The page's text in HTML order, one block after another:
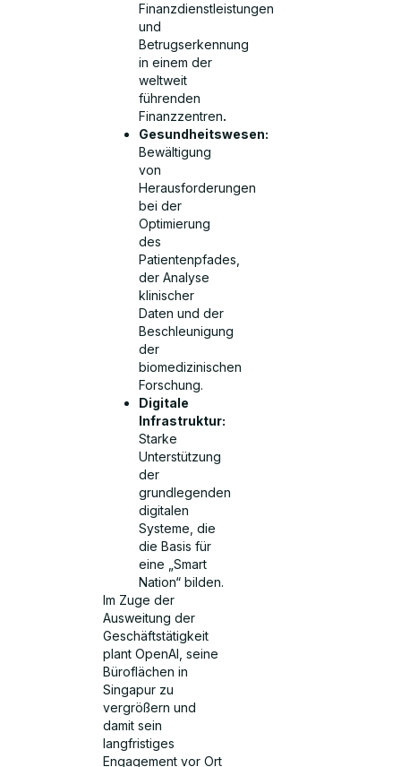
Finanzdienstleistungen
und
Betrugserkennung
in einem der
weltweit
führenden
Finanzzentren.
Gesundheitswesen:
Bewältigung
von
Herausforderungen
bei der
Optimierung
des
Patientenpfades,
der Analyse
klinischer
Daten und der
Beschleunigung
der
biomedizinischen
Forschung.
Digitale
Infrastruktur:
Starke
Unterstützung
der
grundlegenden
digitalen
Systeme, die
die Basis für
eine „Smart
Nation“ bilden.
Im Zuge der
Ausweitung der
Geschäftstätigkeit
plant OpenAI, seine
Büroflächen in
Singapur zu
vergrößern und
damit sein
langfristiges
Engagement vor Ort